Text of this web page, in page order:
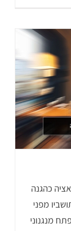
כהגנה
מפני
מנגנוני